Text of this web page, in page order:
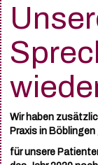
Wir haben
Praxis in
für unsere